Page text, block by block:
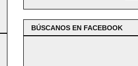
BÚSCANOS EN FACEBOOK